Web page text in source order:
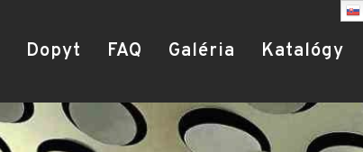
Dopyt FAQ Galéria Katalógy